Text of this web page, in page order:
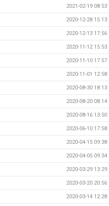
2021-02-19 08:53
2020-12-28 15:13
2020-12-13 17:56
2020-11-12 15:53
2020-11-10 17:57
2020-11-01 12:58
2020-08-30 18:13
2020-08-20 08:14
2020-08-16 13:50
2020-06-10 17:58
2020-04-15 09:38
2020-04-05 09:34
2020-03-29 13:29
2020-03-20 20:56
2020-03-14 12:28